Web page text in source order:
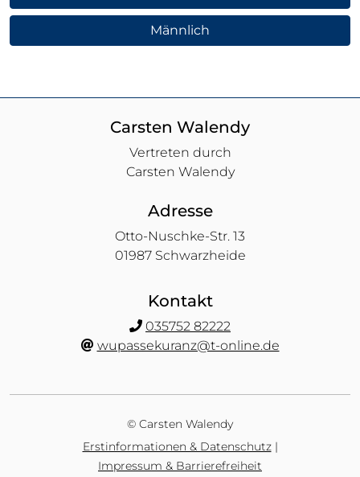
Männlich
Carsten Walendy
Vertreten durch
Carsten Walendy
Adresse
Otto-Nuschke-Str. 13
01987 Schwarzheide
Kontakt
035752 82222
wupassekuranz@t-online.de
© Carsten Walendy
Erstinformationen & Datenschutz|
Impressum & Barrierefreiheit